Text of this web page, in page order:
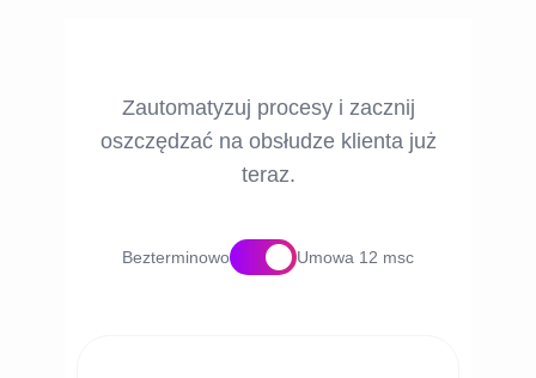
Zautomatyzuj procesy i zacznij
oszczędzać na obsłudze klienta już
teraz.
Bezterminowo Umowa 12 msc